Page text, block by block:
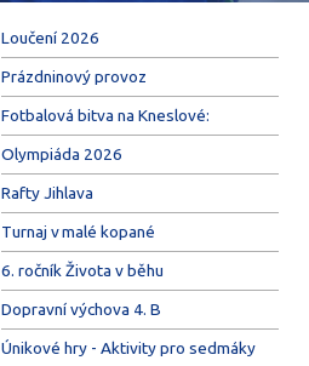
Loučení 2026
Prázdninový provoz
Fotbalová bitva na Kneslové:
Olympiáda 2026
Rafty Jihlava
Turnaj v malé kopané
6. ročník Života v běhu
Dopravní výchova 4. B
Únikové hry - Aktivity pro sedmáky